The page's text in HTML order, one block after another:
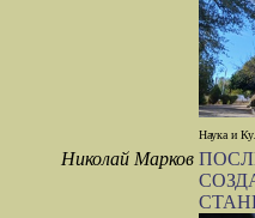
Наука и
Николай Марков